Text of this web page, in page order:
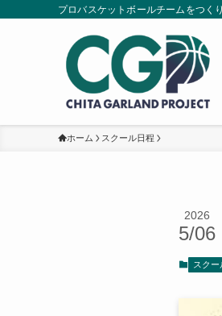
プロバスケットボールチームをつく
ホーム スクール日程
2026
5/06
スクー